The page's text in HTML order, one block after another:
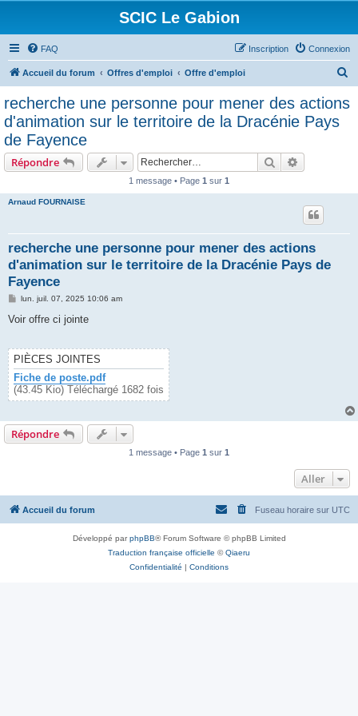
SCIC Le Gabion
FAQ Connexion
Inscription
Accueil du forum Offres d'emploi Offre d'emploi
c
recherche une personne pour mener des actions
d'animation sur le territoire de la Dracénie Pays
de Fayence
Répondre Rechercher
1 message • Page 1 sur 1
Arnaud FOURNAISE
recherche une personne pour mener des actions
d'animation sur le territoire de la Dracénie Pays de
Fayence
M
s
e
lun. juil. 07, 2025 10:06 am
Voir offre ci jointe
PIÈCES JOINTES
Fiche de poste.pdf
(43.45 Kio) Téléchargé 1682 fois
Répondre
1 message • Page 1 sur 1
Aller
Accueil du forum Fuseau horaire sur UTC
Développé parphpBB® Forum Software © phpBB Limited
Traduction française officielle ©Qiaeru
Confidentialité | Conditions